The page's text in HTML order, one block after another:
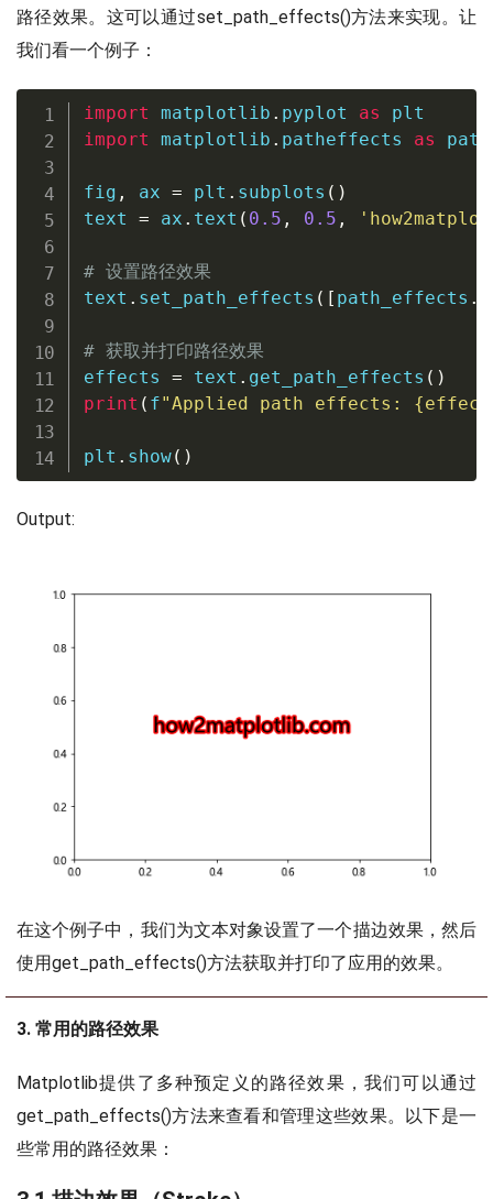
路径效果。这可以通过set_path_effects()方法来实现。让
我们看一个例子：
import matplotlib . pyplot as
import matplotlib . patheffects as
fig , ax = plt . subplots ( )
text = ax . text ( 0.5 , 0.5 ,
# 设置路径效果
text . set_path_effects ( [ path_effects .
# 获取并打印路径效果
effects = text . get_path_effects ( )
print ( f"Applied path effects: {
plt . show( )
Output:
在这个例子中，我们为文本对象设置了一个描边效果，然后
使用get_path_effects()方法获取并打印了应用的效果。
3. 常用的路径效果
Matplotlib提供了多种预定义的路径效果，我们可以通过
get_path_effects()方法来查看和管理这些效果。以下是一
些常用的路径效果：